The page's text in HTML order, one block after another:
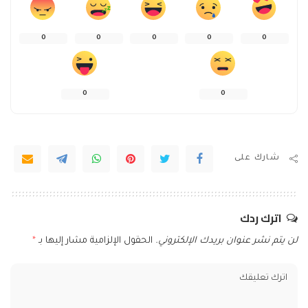
0
0
0
0
0
0
0
شارك على
اترك ردك
لن يتم نشر عنوان بريدك الإلكتروني. الحقول الإلزامية مشار إليها بـ *